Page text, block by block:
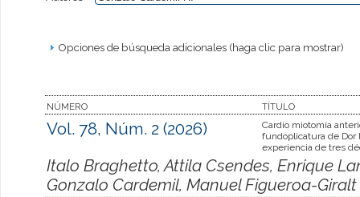
Opciones de búsqueda adicionales (haga clic para mostrar)
NÚMERO TÍTULO
Vol. 78, Núm. 2 (2026)
Cardio miotomía
fundoplicatura de Dor
experiencia de tres
Italo Braghetto, Attila Csendes, Enrique
Gonzalo Cardemil, Manuel Figueroa-Giralt